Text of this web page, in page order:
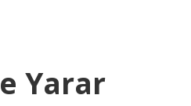
Yarar